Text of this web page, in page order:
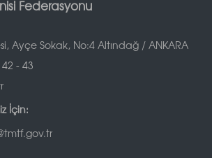
Federasyonu
Ayçe Sokak, No:4 Altındağ / ANKARA
- 43
İçin: